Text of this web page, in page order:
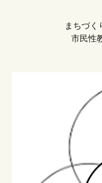
まちづく
市民性